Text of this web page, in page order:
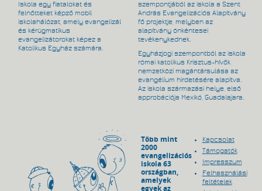
Iskola egy fiatalokat és
felnőtteket képző mobil
iskolahálózat, amely evangelizál
és kérügmatikus
evangelizátorokat képez a
Katolikus Egyház számára.
szempontjából az iskola a Szent
András Evangelizációs Alapítvány
fő projektje, melyben az
alapítvány önkéntesei
tevékenykednek.
Egyházjogi szempontból az iskola
római katolikus Krisztus-hívők
nemzetközi magántársulása az
evangélium hirdetésére alapítva.
Az iskola származási helye, első
approbációja Mexikó, Guadalajara.
Több mint
2000
evangelizációs
iskola 63
országban,
amelyek
egyek az
Kapcsolat
Támogatók
Impresszum
Felhasználási
feltételek